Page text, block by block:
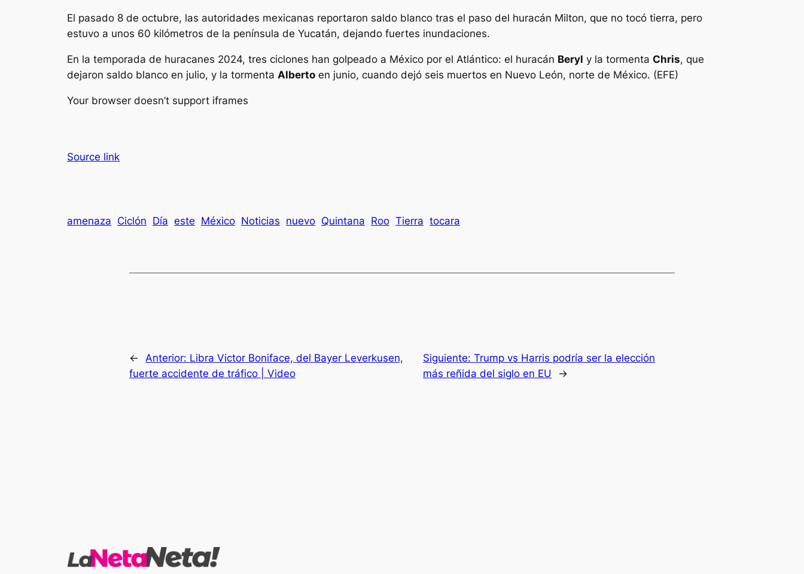
El pasado 8 de octubre, las autoridades mexicanas reportaron saldo blanco tras el paso del huracán Milton, que no tocó tierra, pero
estuvo a unos 60 kilómetros de la península de Yucatán, dejando fuertes inundaciones.
En la temporada de huracanes 2024, tres ciclones han golpeado a México por el Atlántico: el huracán Beryl y la tormenta Chris, que
dejaron saldo blanco en julio, y la tormenta Alberto en junio, cuando dejó seis muertos en Nuevo León, norte de México. (EFE)
Your browser doesn’t support iframes
Source link
amenaza Ciclón Día este México Noticias nuevo Quintana Roo Tierra tocara
← Anterior: Libra Victor Boniface, del Bayer Leverkusen,
fuerte accidente de tráfico | Video
Siguiente:Trump vs Harris podría ser la elección
más reñida del siglo en EU
→